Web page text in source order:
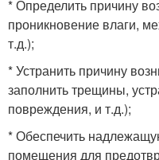
* Определить причину
проникновение влаги,
т.д.);
* Устранить причину
заполнить трещины,
повреждения, и т.д.);
* Обеспечить
помещения для